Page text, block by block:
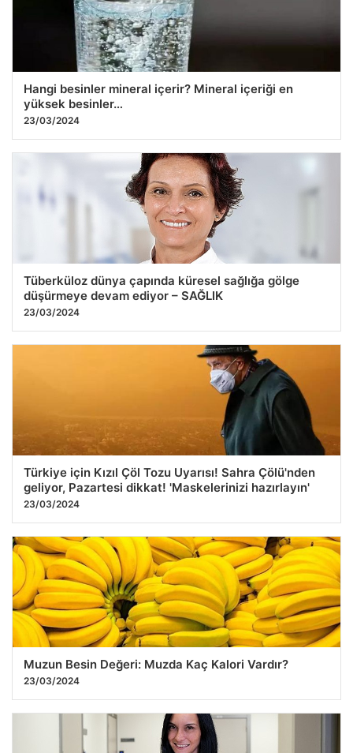
Hangi besinler mineral içerir? Mineral içeriği en
yüksek besinler…
23/03/2024
Tüberküloz dünya çapında küresel sağlığa gölge
düşürmeye devam ediyor – SAĞLIK
23/03/2024
Türkiye için Kızıl Çöl Tozu Uyarısı! Sahra Çölü'nden
geliyor, Pazartesi dikkat! 'Maskelerinizi hazırlayın'
23/03/2024
Muzun Besin Değeri: Muzda Kaç Kalori Vardır?
23/03/2024